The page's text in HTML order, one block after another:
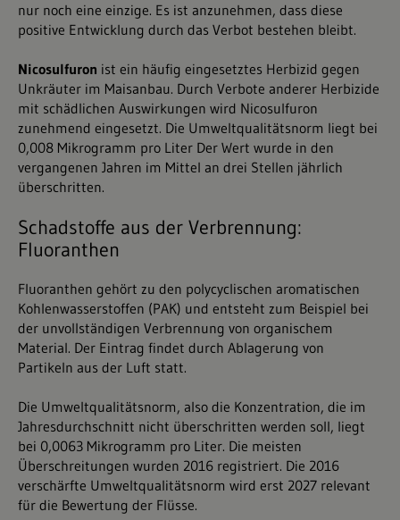
nur noch eine einzige. Es ist anzunehmen, dass diese
positive Entwicklung durch das Verbot bestehen bleibt.
Nicosulfuron ist ein häufig eingesetztes Herbizid gegen
Unkräuter im Maisanbau. Durch Verbote anderer Herbizide
mit schädlichen Auswirkungen wird Nicosulfuron
zunehmend eingesetzt. Die Umweltqualitätsnorm liegt bei
0,008 Mikrogramm pro Liter Der Wert wurde in den
vergangenen Jahren im Mittel an drei Stellen jährlich
überschritten.
Schadstoffe aus der Verbrennung:
Fluoranthen
Fluoranthen gehört zu den polycyclischen aromatischen
Kohlenwasserstoffen (PAK) und entsteht zum Beispiel bei
der unvollständigen Verbrennung von organischem
Material. Der Eintrag findet durch Ablagerung von
Partikeln aus der Luft statt.
Die Umweltqualitätsnorm, also die Konzentration, die im
Jahresdurchschnitt nicht überschritten werden soll, liegt
bei 0,0063 Mikrogramm pro Liter. Die meisten
Überschreitungen wurden 2016 registriert. Die 2016
verschärfte Umweltqualitätsnorm wird erst 2027 relevant
für die Bewertung der Flüsse.